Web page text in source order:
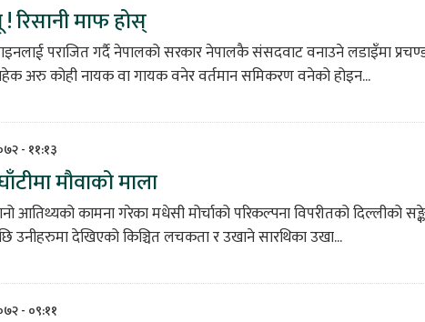
! रिसानी माफ होस्
पराजित गर्दै नेपालको सरकार नेपालकै संसदवाट वनाउने लडाइँमा
अरु कोही नायक वा गायक वनेर वर्तमान समिकरण वनेको होइन...
- ११:१३
मौवाको माला
आतिथ्यको कामना गरेका मधेसी मोर्चाको परिकल्पना विपरीतको दिल्लीको
उनीहरुमा देखिएको किञ्चित लचकता र उखाने सारथिका उखा...
- ०९:११